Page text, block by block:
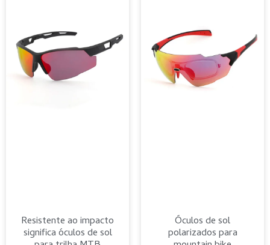
Resistente ao impacto
significa óculos de sol
Óculos de sol
polarizados para